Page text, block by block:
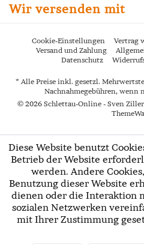
Wir versenden mit
Cookie-Einstellungen Vertrag
Versand und Zahlung
Datenschutz
* Alle Preise inkl. gesetzl.
Nachnahmegebühren, wenn
© 2026 Schlettau-Online - Sven
Diese Website benutzt
Betrieb der Website
werden. Andere
Benutzung dieser Website
dienen oder die Interaktion
sozialen Netzwerken
mit Ihrer Zustimmung